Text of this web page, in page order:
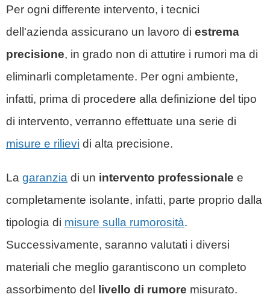
Per ogni differente intervento, i tecnici
dell'azienda assicurano un lavoro di estrema
precisione, in grado non di attutire i rumori ma di
eliminarli completamente. Per ogni ambiente,
infatti, prima di procedere alla definizione del tipo
di intervento, verranno effettuate una serie di
misure e rilievi di alta precisione.
La garanzia di un intervento professionale e
completamente isolante, infatti, parte proprio dalla
tipologia di misure sulla rumorosità.
Successivamente, saranno valutati i diversi
materiali che meglio garantiscono un completo
assorbimento del livello di rumore misurato.